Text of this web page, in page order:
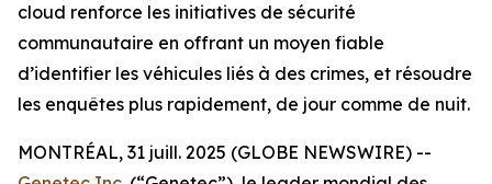
cloud renforce les initiatives de sécurité
communautaire en offrant un moyen fiable
d’identifier les véhicules liés à des crimes, et résoudre
les enquêtes plus rapidement, de jour comme de nuit.
MONTRÉAL, 31 juill. 2025 (GLOBE NEWSWIRE) --